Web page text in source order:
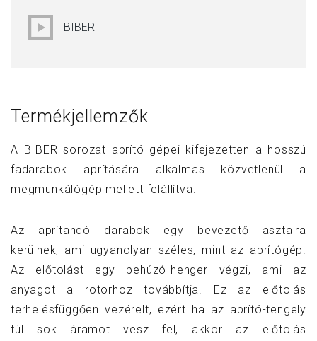
BIBER
Termékjellemzők
A BIBER sorozat aprító gépei kifejezetten a hosszú
fadarabok aprítására alkalmas közvetlenül a
megmunkálógép mellett felállítva.
Az aprítandó darabok egy bevezető asztalra
kerülnek, ami ugyanolyan széles, mint az aprítógép.
Az előtolást egy behúzó-henger végzi, ami az
anyagot a rotorhoz továbbítja. Ez az előtolás
terhelésfüggően vezérelt, ezért ha az aprító-tengely
túl sok áramot vesz fel, akkor az előtolás